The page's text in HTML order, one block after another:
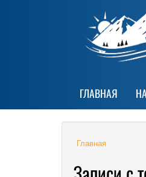
ГЛАВНАЯ
Главная